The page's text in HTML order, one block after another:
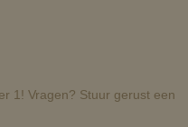
1! Vragen? Stuur gerust een